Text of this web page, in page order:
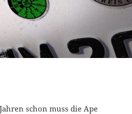
schon muss die Ape